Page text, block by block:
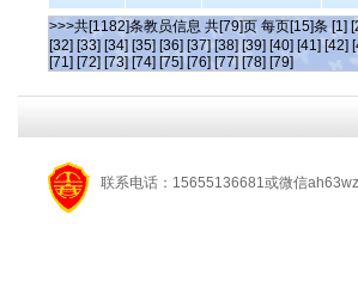
>>>共[1182]条教员信息 共[79]页 每页[15]条 [1]
[32] [33] [34] [35] [36] [37] [38] [39] [40] [41] [42]
[71] [72] [73] [74] [75] [76] [77] [78] [79]
联系电话：15655136681或微信